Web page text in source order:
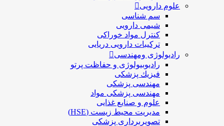
علوم دارویی
سم شناسی
شیمی دارویی
کنترل مواد خوراکی
ترکیبات دارویی دریایی
رادیولوژی ومهندسی
رادیوبیولوژی و حفاظت پرتو
فيزيك پزشکی
مهندسی پزشکی
مهندسی پزشکی مواد
علوم و صنايع غذایی
مدیریت محیط زیست (HSE)
تصویربرداری پزشکی